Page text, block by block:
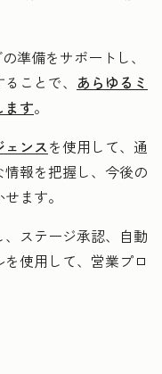
準備をサポートし、
ことで、 あらゆるミ
ます。
ンスを使用して、通
報を把握し、今後の
ます。
ステージ承認、自動
使用して、営業プロ